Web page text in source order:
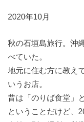
2020年10月
秋の石垣島旅行。沖
べていた。
地元に住む方に教え
いうお店。
昔は「のりば食堂」
ということだけど、